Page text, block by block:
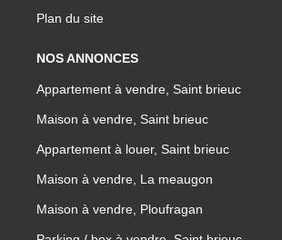
Plan du site
NOS ANNONCES
Appartement à vendre, Saint brieuc
Maison à vendre, Saint brieuc
Appartement à louer, Saint brieuc
Maison à vendre, La meaugon
Maison à vendre, Ploufragan